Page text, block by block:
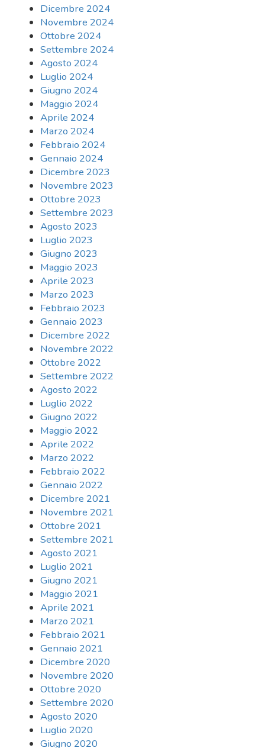
Dicembre 2024
Novembre 2024
Ottobre 2024
Settembre 2024
Agosto 2024
Luglio 2024
Giugno 2024
Maggio 2024
Aprile 2024
Marzo 2024
Febbraio 2024
Gennaio 2024
Dicembre 2023
Novembre 2023
Ottobre 2023
Settembre 2023
Agosto 2023
Luglio 2023
Giugno 2023
Maggio 2023
Aprile 2023
Marzo 2023
Febbraio 2023
Gennaio 2023
Dicembre 2022
Novembre 2022
Ottobre 2022
Settembre 2022
Agosto 2022
Luglio 2022
Giugno 2022
Maggio 2022
Aprile 2022
Marzo 2022
Febbraio 2022
Gennaio 2022
Dicembre 2021
Novembre 2021
Ottobre 2021
Settembre 2021
Agosto 2021
Luglio 2021
Giugno 2021
Maggio 2021
Aprile 2021
Marzo 2021
Febbraio 2021
Gennaio 2021
Dicembre 2020
Novembre 2020
Ottobre 2020
Settembre 2020
Agosto 2020
Luglio 2020
Giugno 2020